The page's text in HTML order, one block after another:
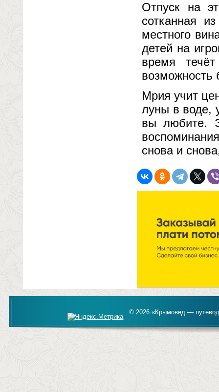
Отпуск на
сотканная
местного
детей на
время
возможность
Мрия учит
луны в воде,
вы любите.
снова и
© 2026 «Крымовед —